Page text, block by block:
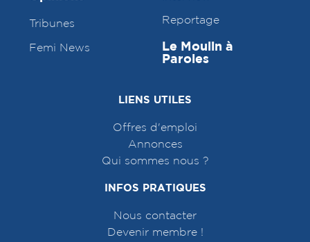
Tribunes
Femi News
Reportage
Le Moulin à
Paroles
LIENS UTILES
Offres d'emploi
Annonces
Qui sommes nous ?
INFOS PRATIQUES
Nous contacter
Devenir membre !